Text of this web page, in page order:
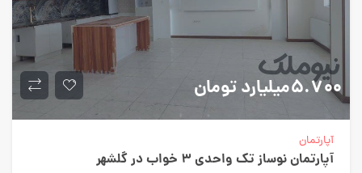
۵.۷۰۰میلیارد تومان
آپارتمان
آپارتمان نوساز تک واحدی ۳ خواب در گلشهر